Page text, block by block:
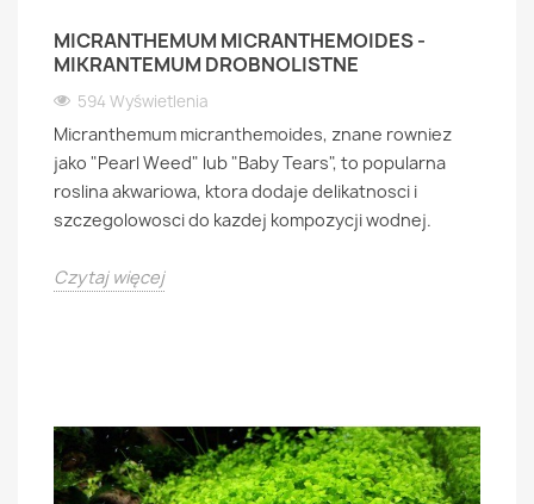
MICRANTHEMUM MICRANTHEMOIDES -
MIKRANTEMUM DROBNOLISTNE
594 Wyświetlenia
Micranthemum micranthemoides, znane rowniez
jako "Pearl Weed" lub "Baby Tears", to popularna
roslina akwariowa, ktora dodaje delikatnosci i
szczegolowosci do kazdej kompozycji wodnej.
Czytaj więcej